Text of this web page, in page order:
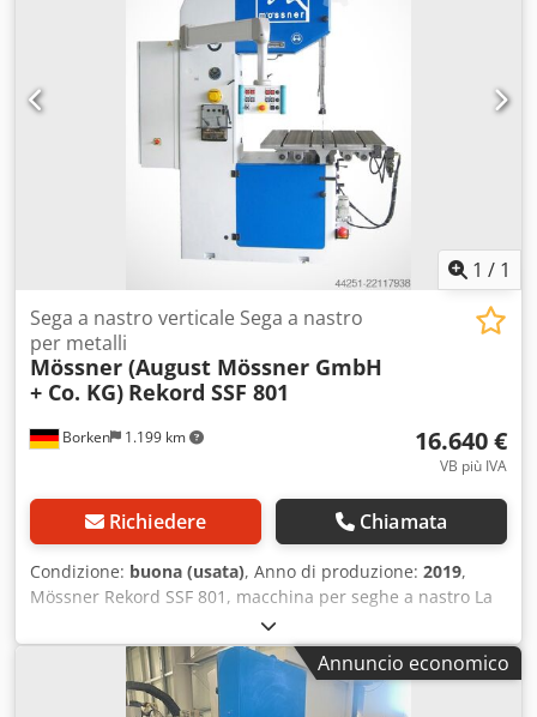
1 / 1
Borken 1.199 km
Sega a nastro verticale Sega a nastro
per metalli
Mössner (August Mössner GmbH
+ Co. KG) Rekord SSF 801
16.640 €
VB più IVA
Richiedere Chiamata
Condizione: buona (usata), Anno di produzione: 2019,
Mössner Rekord SSF 801, macchina per seghe a nastro La
macchina per seghe a nastro Mössner più potente, ideale
quando è richiesta la massima performance. Il modello di
punta tra le macchine verticali per seghe a nastro ad alte
prestazioni. Questa macchina rappresenta la massima
Annuncio economico